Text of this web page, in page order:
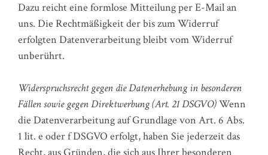
Dazu reicht eine formlose Mitteilung per E-Mail an
uns. Die Rechtmäßigkeit der bis zum Widerruf
erfolgten Datenverarbeitung bleibt vom Widerruf
unberührt.
Widerspruchsrecht gegen die Datenerhebung in besonderen
Fällen sowie gegen Direktwerbung (Art. 21 DSGVO)Wenn
die Datenverarbeitung auf Grundlage von Art. 6 Abs.
1 lit. e oder f DSGVO erfolgt, haben Sie jederzeit das